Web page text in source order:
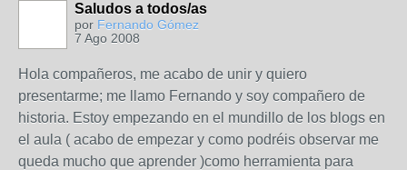
Saludos a todos/as
por Fernando Gómez
7 Ago 2008
Hola compañeros, me acabo de unir y quiero
presentarme; me llamo Fernando y soy compañero de
historia. Estoy empezando en el mundillo de los blogs en
el aula ( acabo de empezar y como podréis observar me
queda mucho que aprender )como herramienta para